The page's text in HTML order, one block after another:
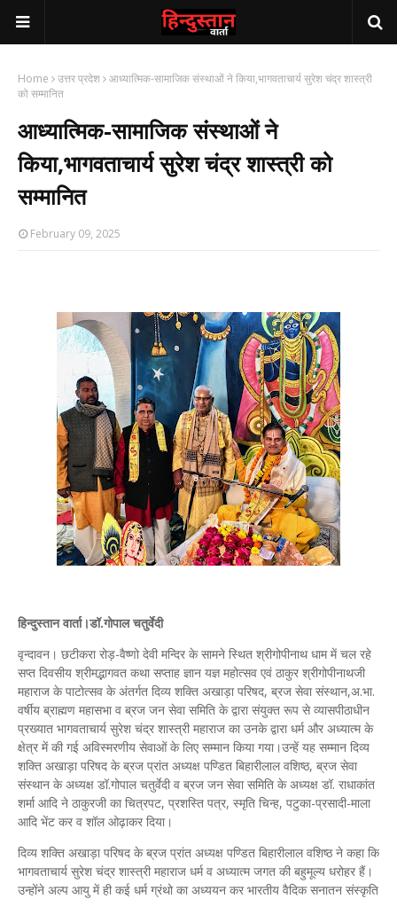
Home उत्तर प्रदेश आध्यात्मिक-सामाजिक संस्थाओं ने किया,भागवताचार्य सुरेश चंद्र शास्त्री
को सम्मानित
आध्यात्मिक-सामाजिक संस्थाओं ने
किया,भागवताचार्य सुरेश चंद्र शास्त्री को
सम्मानित
February 09, 2025
हिन्दुस्तान वार्ता।डॉ.गोपाल चतुर्वेदी
वृन्दावन। छटीकरा रोड़-वैष्णो देवी मन्दिर के सामने स्थित श्रीगोपीनाथ धाम में चल रहे
सप्त दिवसीय श्रीमद्भागवत कथा सप्ताह ज्ञान यज्ञ महोत्सव एवं ठाकुर श्रीगोपीनाथजी
महाराज के पाटोत्सव के अंतर्गत दिव्य शक्ति अखाड़ा परिषद, ब्रज सेवा संस्थान,अ.भा.
वर्षीय ब्राह्मण महासभा व ब्रज जन सेवा समिति के द्वारा संयुक्त रूप से व्यासपीठाधीन
प्रख्यात भागवताचार्य सुरेश चंद्र शास्त्री महाराज का उनके द्वारा धर्म और अध्यात्म के
क्षेत्र में की गई अविस्मरणीय सेवाओं के लिए सम्मान किया गया।उन्हें यह सम्मान दिव्य
शक्ति अखाड़ा परिषद के ब्रज प्रांत अध्यक्ष पण्डित बिहारीलाल वशिष्ठ, ब्रज सेवा
संस्थान के अध्यक्ष डॉ.गोपाल चतुर्वेदी व ब्रज जन सेवा समिति के अध्यक्ष डॉ. राधाकांत
शर्मा आदि ने ठाकुरजी का चित्रपट, प्रशस्ति पत्र, स्मृति चिन्ह, पटुका-प्रसादी-माला
आदि भेंट कर व शॉल ओढ़ाकर दिया।
दिव्य शक्ति अखाड़ा परिषद के ब्रज प्रांत अध्यक्ष पण्डित बिहारीलाल वशिष्ठ ने कहा कि
भागवताचार्य सुरेश चंद्र शास्त्री महाराज धर्म व अध्यात्म जगत की बहुमूल्य धरोहर हैं।
उन्होंने अल्प आयु में ही कई धर्म ग्रंथो का अध्ययन कर भारतीय वैदिक सनातन संस्कृति